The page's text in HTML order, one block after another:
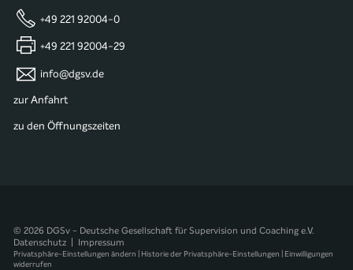
+49 221 92004-0
+49 221 92004-29
info@dgsv.de
zur Anfahrt
zu den Öffnungszeiten
© 2026 DGSv - Deutsche Gesellschaft für Supervision und Coaching e.V.
Datenschutz
Impressum
Privatsphäre-Einstellungen ändern | Historie der Privatsphäre-Einstellungen | Einwilligungen
widerrufen